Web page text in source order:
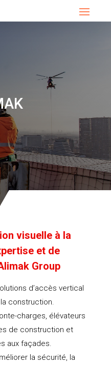
visuelle à la
et de
Group
d’accès vertical
construction.
charges, élévateurs
de construction et
aux façades.
la sécurité, la